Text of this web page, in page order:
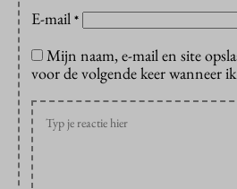
E-mail *
Mijn naam, e-mail en site
voor de volgende keer wanneer